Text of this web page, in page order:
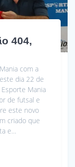
404,
com a
dia 22 de
Mania
de futsal e
este novo
criado que
e…